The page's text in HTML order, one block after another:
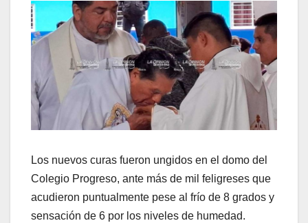
Los nuevos curas fueron ungidos en el domo del
Colegio Progreso, ante más de mil feligreses que
acudieron puntualmente pese al frío de 8 grados y
sensación de 6 por los niveles de humedad.